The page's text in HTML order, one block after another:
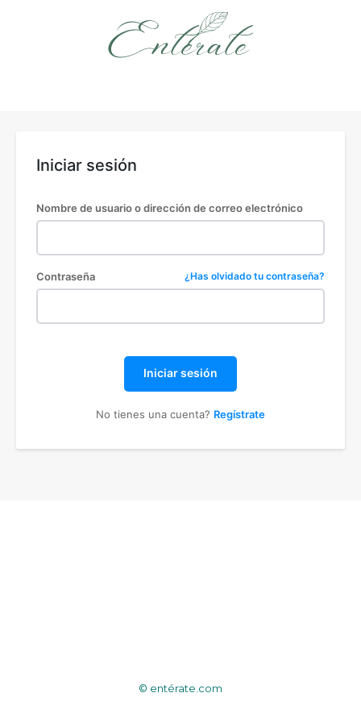
Iniciar sesión
Nombre de usuario o dirección de correo electrónico
Contraseña ¿Has olvidado tu contraseña?
Iniciar sesión
No tienes una cuenta? Regístrate
© entérate.com